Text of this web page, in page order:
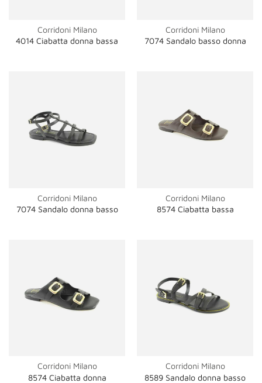
Corridoni Milano
4014 Ciabatta donna bassa
Corridoni Milano
7074 Sandalo basso donna
Corridoni Milano
7074 Sandalo donna basso
Corridoni Milano
8574 Ciabatta bassa
Corridoni Milano
8574 Ciabatta donna
Corridoni Milano
8589 Sandalo donna basso